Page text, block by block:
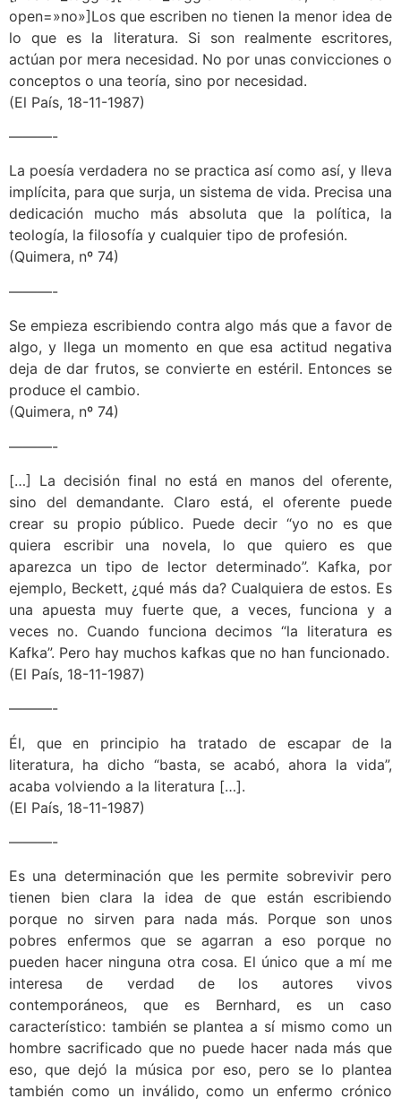
open=»no»]Los que escriben no tienen la menor idea de
lo que es la literatura. Si son realmente escritores,
actúan por mera necesidad. No por unas convicciones o
conceptos o una teoría, sino por necesidad.
(El País, 18-11-1987)
———-
La poesía verdadera no se practica así como así, y lleva
implícita, para que surja, un sistema de vida. Precisa una
dedicación mucho más absoluta que la política, la
teología, la filosofía y cualquier tipo de profesión.
(Quimera, nº 74)
———-
Se empieza escribiendo contra algo más que a favor de
algo, y llega un momento en que esa actitud negativa
deja de dar frutos, se convierte en estéril. Entonces se
produce el cambio.
(Quimera, nº 74)
———-
[…] La decisión final no está en manos del oferente,
sino del demandante. Claro está, el oferente puede
crear su propio público. Puede decir “yo no es que
quiera escribir una novela, lo que quiero es que
aparezca un tipo de lector determinado”. Kafka, por
ejemplo, Beckett, ¿qué más da? Cualquiera de estos. Es
una apuesta muy fuerte que, a veces, funciona y a
veces no. Cuando funciona decimos “la literatura es
Kafka”. Pero hay muchos kafkas que no han funcionado.
(El País, 18-11-1987)
———-
Él, que en principio ha tratado de escapar de la
literatura, ha dicho “basta, se acabó, ahora la vida”,
acaba volviendo a la literatura […].
(El País, 18-11-1987)
———-
Es una determinación que les permite sobrevivir pero
tienen bien clara la idea de que están escribiendo
porque no sirven para nada más. Porque son unos
pobres enfermos que se agarran a eso porque no
pueden hacer ninguna otra cosa. El único que a mí me
interesa de verdad de los autores vivos
contemporáneos, que es Bernhard, es un caso
característico: también se plantea a sí mismo como un
hombre sacrificado que no puede hacer nada más que
eso, que dejó la música por eso, pero se lo plantea
también como un inválido, como un enfermo crónico